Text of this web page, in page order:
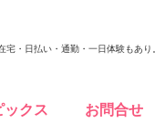
宅・日払い・通勤・一日体験もあり
ックス お問合せ